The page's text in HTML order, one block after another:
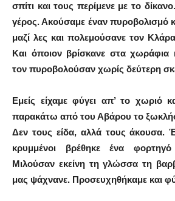
σπίτι και τους περίμενε με το
γέρος. Ακούσαμε έναν πυροβολισμό
μαζί λες και πολεμούσανε τον
Και όποιον βρίσκανε στα χωράφια
τον πυροβολούσαν χωρίς δεύτερη
Εμείς είχαμε φύγει απ’ το χωριό
παρακάτω από του Αβάρου το
Δεν τους είδα, αλλά τους άκουσα.
κρυμμένοι βρέθηκε ένα
Μιλούσαν εκείνη τη γλώσσα τη
μας ψάχνανε. Προσευχηθήκαμε και